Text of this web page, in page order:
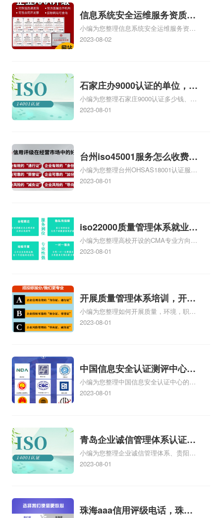
说，可不就是这样，
没有自己的商务网
站，缺少启动资金，
不...
省市场的工业iso体系
证书，均按照...
方正文！
信息系统安全运维服务资质二
级费用，信息系统安全运维服
务资质二级
小编为您整理信息系统安全运维服务资质
认证证书机构有哪些、安全运维服务资质
请书相关iso体系认证知识，详情可查看下
方正文！
2023-08-02
石家庄办9000认证的单位，石
家庄9000认证的公司
小编为您整理石家庄9000认证多少钱、石
家庄9000认证价格多少钱、石家庄9000认
2023-08-01
台州iso45001服务怎么收费，
台州iso45001认证服务怎么收
费
小编为您整理台州OHSAS18001认证服务
中心哪家收费便宜、台州ISO9000认证，
认证收费标准是什么相关iso体系认证知
识，详情可查看下方正文！
2023-08-01
iso22000质量管理体系就业方
向，质量管理与认证就业方向
小编为您整理高校开设的CMA专业方向未
来就业前景及就业方向如何、cma就业方
知识，详情可查看下方正文！
2023-08-01
开展质量管理体系培训，开展
质量管理体系五大过程培训
小编为您整理如何开展质量，环境，职业
健康安全管理体系培训、营销部如何开展
作.ppt相关iso体系认证知识，详情可查看
下方正文！
2023-08-01
中国信息安全认证测评中心，
信息安全测评认证中心
小编为您整理中国信息安全认证中心的机
构简介、戴尔有没有国家信息安全测评信
全认证中心颁发的信息安全服务资质认证
如何办理、第三方安全测评cma测评机构
为什么这么贵相关iso体系认证知识，详情
可查看下方正文！
2023-08-01
青岛企业诚信管理体系认证，
青岛诚信企业证书
小编为您整理企业诚信管理体系、贵阳企
业诚信管理体系认证怎么样、企业诚信管
情可查看下方正文！
2023-08-01
珠海aaa信用评级电话，珠海